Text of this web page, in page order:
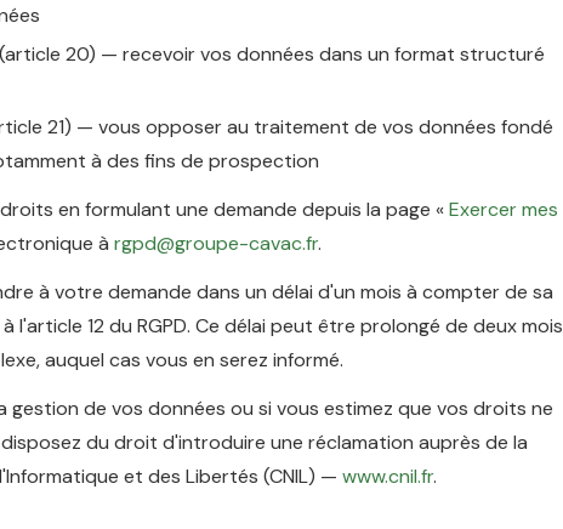
(article 20) — recevoir vos données dans un format structuré
21) — vous opposer au traitement de vos données fondé
à des fins de prospection
en formulant une demande depuis la page «Exercer mes
à rgpd@groupe-cavac.fr.
à votre demande dans un délai d'un mois à compter de sa
l'article 12 du RGPD. Ce délai peut être prolongé de deux mois
auquel cas vous en serez informé.
gestion de vos données ou si vous estimez que vos droits ne
du droit d'introduire une réclamation auprès de la
et des Libertés (CNIL) — www.cnil.fr.